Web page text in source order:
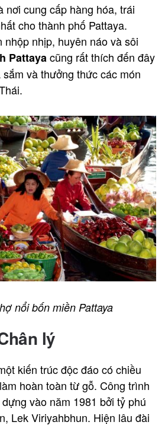
nơi cung cấp hàng hóa, trái
cho thành phố Pattaya.
nhộp nhịp, huyên náo và sôi
Pattayacũng rất thích đến đây
và thưởng thức các món
nổi bốn miền Pattaya
lý
kiến trúc độc đáo có chiều
hoàn toàn từ gỗ. Công trình
vào năm 1981 bởi tỷ phú
Lek Viriyahbhun. Hiện lâu đài